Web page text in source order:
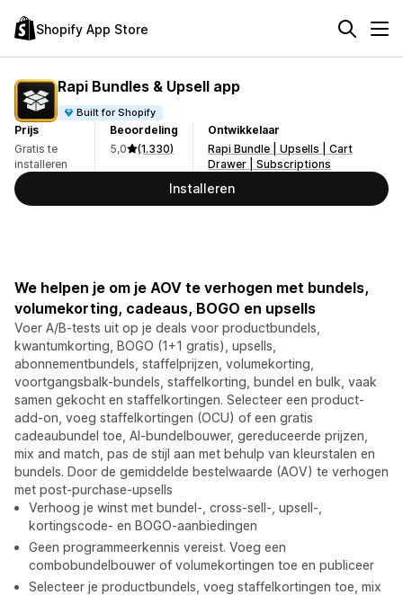
Shopify App Store
Rapi Bundles & Upsell app
Built for Shopify
Prijs
Gratis te
installeren
Beoordeling
5,0
(1.330)
Ontwikkelaar
Rapi Bundle | Upsells | Cart
Drawer | Subscriptions
Installeren
We helpen je om je AOV te verhogen met bundels,
volumekorting, cadeaus, BOGO en upsells
Voer A/B-tests uit op je deals voor productbundels,
kwantumkorting, BOGO (1+1 gratis), upsells,
abonnementbundels, staffelprijzen, volumekorting,
voortgangsbalk-bundels, staffelkorting, bundel en bulk, vaak
samen gekocht en staffelkortingen. Selecteer een product-
add-on, voeg staffelkortingen (OCU) of een gratis
cadeaubundel toe, AI-bundelbouwer, gereduceerde prijzen,
mix and match, pas de stijl aan met behulp van kleurstalen en
bundels. Door de gemiddelde bestelwaarde (AOV) te verhogen
met post-purchase-upsells
Verhoog je winst met bundel-, cross-sell-, upsell-,
kortingscode- en BOGO-aanbiedingen
Geen programmeerkennis vereist. Voeg een
combobundelbouwer of volumekortingen toe en publiceer
Selecteer je productbundels, voeg staffelkortingen toe, mix